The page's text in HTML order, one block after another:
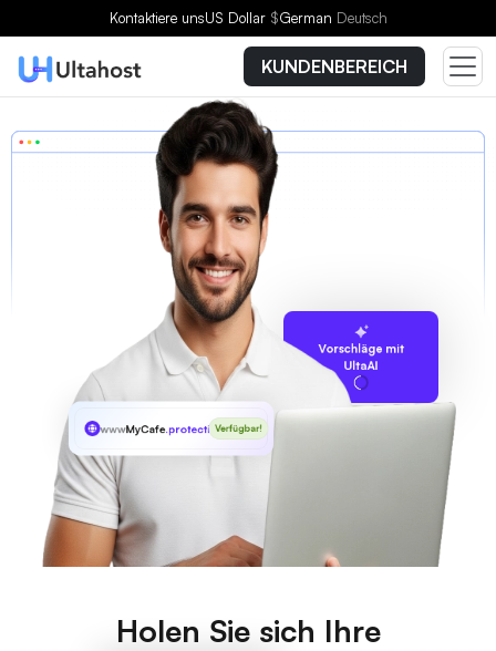
Kontaktiere unsUS Dollar $German Deutsch
KUNDENBEREICH
Vorschläge mit
UltaAI
wwwMyCafe.protectionVerfügbar!
Holen Sie sich Ihre